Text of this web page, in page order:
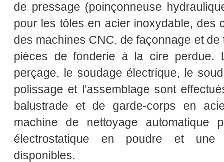
de pressage (poinçonneuse
pour les tôles en acier inoxydable, des
des machines CNC, de façonnage et
pièces de fonderie à la cire perdue.
perçage, le soudage électrique, le
polissage et l'assemblage sont
balustrade et de garde-corps en
machine de nettoyage automatique
électrostatique en poudre et une
disponibles.